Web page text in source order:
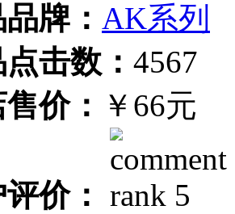
牌： AK系列
击数： 4567
价： ￥66元
价：